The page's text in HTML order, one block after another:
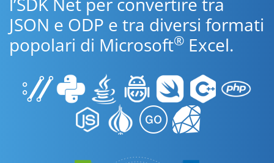
JSON e ODP e tra diversi formati
popolari di Microsoft® Excel.